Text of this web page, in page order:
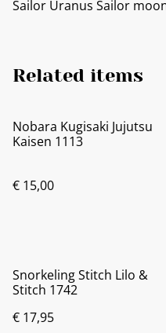
Sailor Uranus Sailor
Related items
Nobara Kugisaki Jujutsu
Kaisen 1113
€ 15,00
Snorkeling Stitch Lilo &
Stitch 1742
€ 17,95